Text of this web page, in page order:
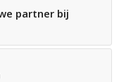
partner bij